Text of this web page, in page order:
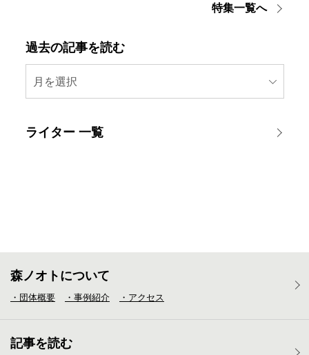
特集一覧へ
過去の記事を読む
月を選択
ライター 一覧
森ノオトについて
・団体概要 ・事例紹介 ・アクセス
記事を読む